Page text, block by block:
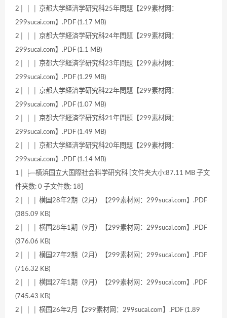
2│ │ │ 京都大学経済学研究科25年問題【299素材网：
299sucai.com】.PDF (1.17 MB)
2│ │ │ 京都大学経済学研究科24年問題【299素材网：
299sucai.com】.PDF (1.1 MB)
2│ │ │ 京都大学経済学研究科23年問題【299素材网：
299sucai.com】.PDF (1.29 MB)
2│ │ │ 京都大学経済学研究科22年問題【299素材网：
299sucai.com】.PDF (1.07 MB)
2│ │ │ 京都大学経済学研究科21年問題【299素材网：
299sucai.com】.PDF (1.49 MB)
2│ │ │ 京都大学経済学研究科20年問題【299素材网：
299sucai.com】.PDF (1.14 MB)
1│ ├─横浜国立大国際社会科学研究科 [文件夹大小:87.11 MB 子文
件夹数: 0 子文件数: 18]
2│ │ │ 横国28年2期（2月）【299素材网：299sucai.com】.PDF
(385.09 KB)
2│ │ │ 横国28年1期（9月）【299素材网：299sucai.com】.PDF
(376.06 KB)
2│ │ │ 横国27年2期（2月）【299素材网：299sucai.com】.PDF
(716.32 KB)
2│ │ │ 横国27年1期（9月）【299素材网：299sucai.com】.PDF
(745.43 KB)
2│ │ │ 横国26年2月【299素材网：299sucai.com】.PDF (1.89